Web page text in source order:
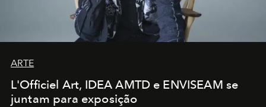
ARTE
L'Officiel Art, IDEA AMTD e ENVISEAM se
juntam para exposição